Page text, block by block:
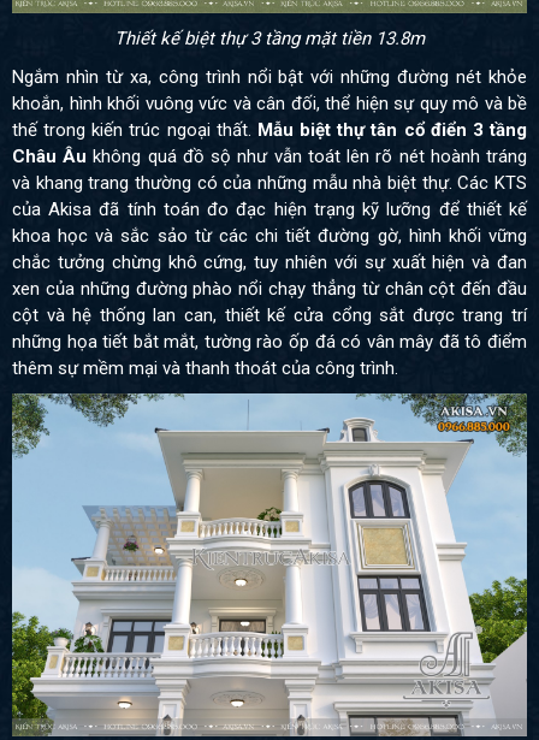
Thiết kế biệt thự 3 tầng mặt tiền 13.8m
Ngắm nhìn từ xa, công trình nổi bật với những đường nét khỏe
khoắn, hình khối vuông vức và cân đối, thể hiện sự quy mô và bề
thế trong kiến trúc ngoại thất. Mẫu biệt thự tân cổ điển 3 tầng
Châu Âu không quá đồ sộ như vẫn toát lên rõ nét hoành tráng
và khang trang thường có của những mẫu nhà biệt thự. Các KTS
của Akisa đã tính toán đo đạc hiện trạng kỹ lưỡng để thiết kế
khoa học và sắc sảo từ các chi tiết đường gờ, hình khối vững
chắc tưởng chừng khô cứng, tuy nhiên với sự xuất hiện và đan
xen của những đường phào nổi chạy thẳng từ chân cột đến đầu
cột và hệ thống lan can, thiết kế cửa cổng sắt được trang trí
những họa tiết bắt mắt, tường rào ốp đá có vân mây đã tô điểm
thêm sự mềm mại và thanh thoát của công trình.